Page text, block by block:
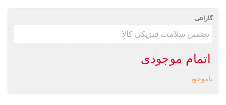
گارانتی
اتمام موجودی
ناموجود